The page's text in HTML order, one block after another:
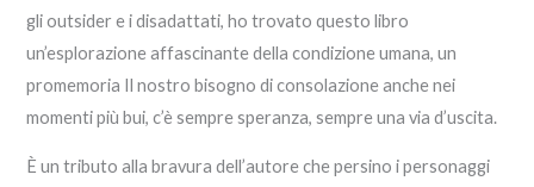
gli outsider e i disadattati, ho trovato questo libro
un’esplorazione affascinante della condizione umana, un
promemoria Il nostro bisogno di consolazione anche nei
momenti più bui, c’è sempre speranza, sempre una via d’uscita.
È un tributo alla bravura dell’autore che persino i personaggi